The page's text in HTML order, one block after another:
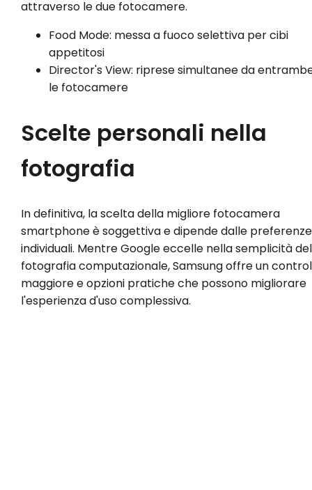
attraverso le due fotocamere.
Food Mode: messa a fuoco selettiva per cibi
appetitosi
Director's View: riprese simultanee da
le fotocamere
Scelte personali nella
fotografia
In definitiva, la scelta della migliore fotocamera
smartphone è soggettiva e dipende dalle preferenze
individuali. Mentre Google eccelle nella semplicità
fotografia computazionale, Samsung offre un
maggiore e opzioni pratiche che possono migliorare
l'esperienza d'uso complessiva.